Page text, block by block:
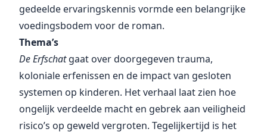
gedeelde ervaringskennis vormde een belangrijke
voedingsbodem voor de roman.
Thema’s
De Erfschatgaat over doorgegeven trauma,
koloniale erfenissen en de impact van gesloten
systemen op kinderen. Het verhaal laat zien hoe
ongelijk verdeelde macht en gebrek aan veiligheid
risico’s op geweld vergroten. Tegelijkertijd is het